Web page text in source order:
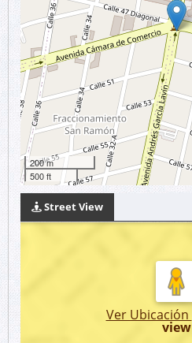
200 m
500 ft
Street View
Ver Ubicación
view